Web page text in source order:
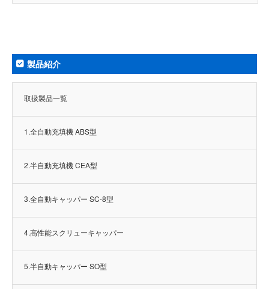
製品紹介
取扱製品一覧
1.全自動充填機 ABS型
2.半自動充填機 CEA型
3.全自動キャッパー SC-8型
4.高性能スクリューキャッパー
5.半自動キャッパー SO型